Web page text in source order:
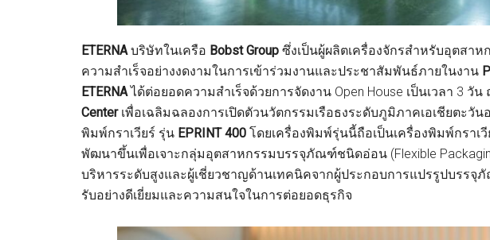
ETERNAบริษัทในเครือ Bobst Group ซึ่งเป็นผู้ผลิตเครื่องจักรสำหรับอุตสา
ความสำเร็จอย่างงดงามในการเข้าร่วมงานและประชาสัมพันธ์ภายในงาน
ETERNAได้ต่อยอดความสำเร็จด้วยการจัดงาน Open House เป็นเวลา 3 วั
Centerเพื่อเฉลิมฉลองการเปิดตัวนวัตกรรมเรือธงระดับภูมิภาคเอเชียตะวัน
พิมพ์กราเวียร์ รุ่น EPRINT 400 โดยเครื่องพิมพ์รุ่นนี้ถือเป็นเครื่องพิมพ์กราเ
พัฒนาขึ้นเพื่อเจาะกลุ่มอุตสาหกรรมบรรจุภัณฑ์ชนิดอ่อน (Flexible
บริหารระดับสูงและผู้เชี่ยวชาญด้านเทคนิคจากผู้ประกอบการแปรรูปบรร
รับอย่างดีเยี่ยมและความสนใจในการต่อยอดธุรกิจ